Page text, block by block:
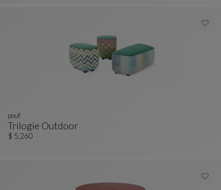
Trilogie Outdoor
Pouf
Ver Descripción Completa
pouf
$ 5,260